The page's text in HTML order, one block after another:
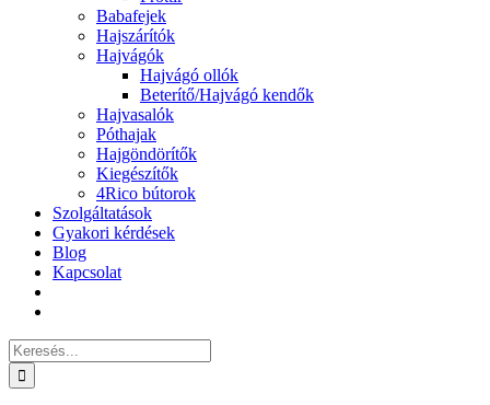
Babafejek
Hajszárítók
Hajvágók
Hajvágó ollók
Beterítő/Hajvágó kendők
Hajvasalók
Póthajak
Hajgöndörítők
Kiegészítők
4Rico bútorok
Szolgáltatások
Gyakori kérdések
Blog
Kapcsolat
Keresés...